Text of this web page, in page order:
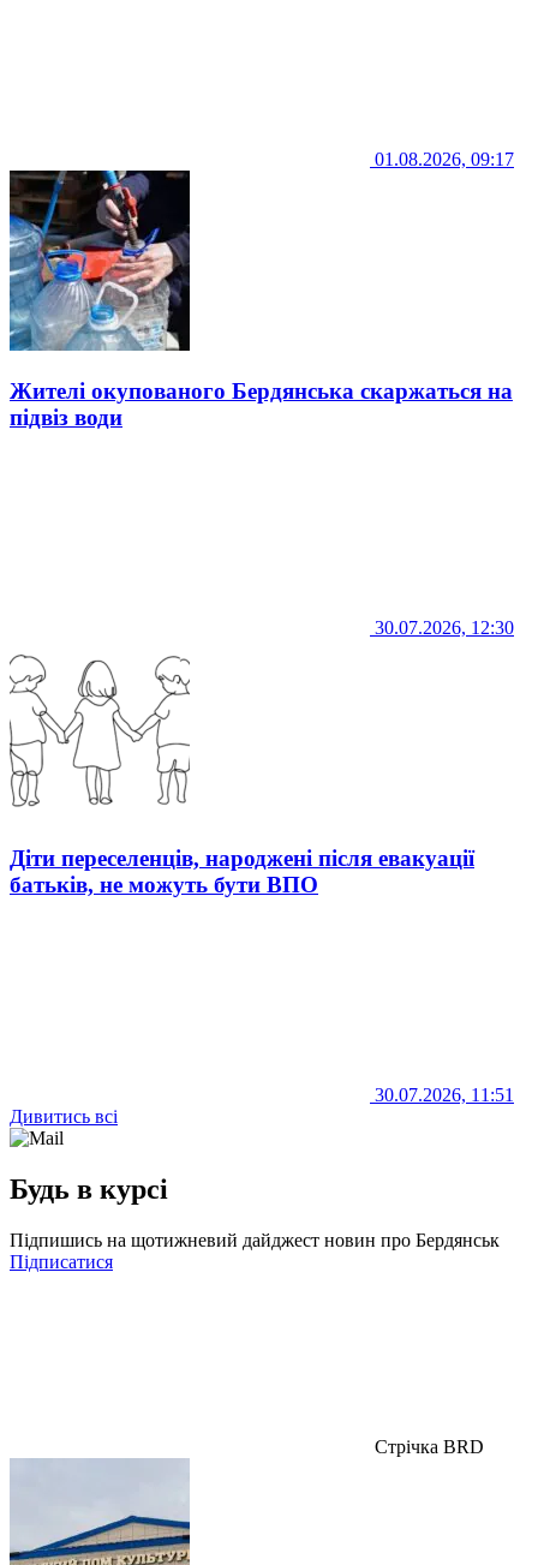
01.08.2026, 09:17
Жителі окупованого Бердянська скаржаться на
підвіз води
30.07.2026, 12:30
Діти переселенців, народжені після евакуації
батьків, не можуть бути ВПО
30.07.2026, 11:51
Дивитись всі
Будь в курсі
Підпишись на щотижневий дайджест новин про Бердянськ
Підписатися
Стрічка BRD